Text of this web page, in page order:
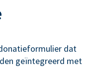
dat
geïntegreerd met